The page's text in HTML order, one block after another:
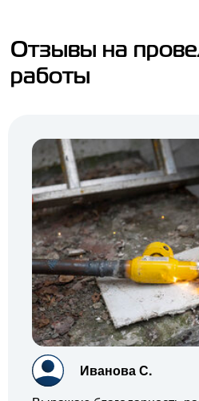
Отзывы на
работы
Иванова С.